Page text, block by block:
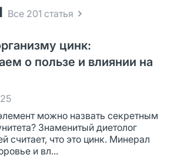
Все 201 статья
цинк:
о пользе и влиянии на
можно назвать секретным
Знаменитый диетолог
считает, что это цинк. Минерал
и вл...